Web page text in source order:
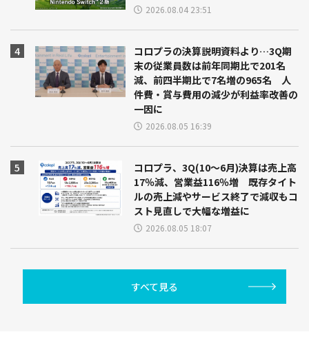
2026.08.04 23:51
コロプラの決算説明資料より…3Q期
末の従業員数は前年同期比で201名
減、前四半期比で7名増の965名 人
件費・賞与費用の減少が利益率改善の
一因に
2026.08.05 16:39
コロプラ、3Q(10～6月)決算は売上高
17％減、営業益116％増 既存タイト
ルの売上減やサービス終了で減収もコ
スト見直しで大幅な増益に
2026.08.05 18:07
すべて見る